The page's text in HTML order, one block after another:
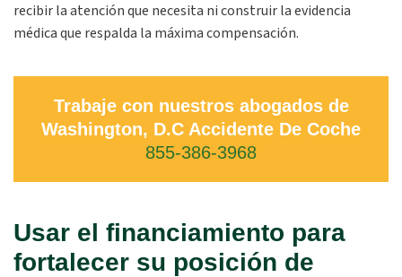
recibir la atención que necesita ni construir la evidencia
médica que respalda la máxima compensación.
Trabaje con nuestros abogados de
Washington, D.C Accidente De Coche
855-386-3968
Usar el financiamiento para
fortalecer su posición de